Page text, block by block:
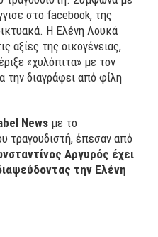
στο facebook, της
Η Ελένη Λουκά
αξίες της οικογένειας,
«χυλόπιτα» με τον
την διαγράφει από φίλη
News με το
τραγουδιστή, έπεσαν από
Αργυρός έχει
την Ελένη